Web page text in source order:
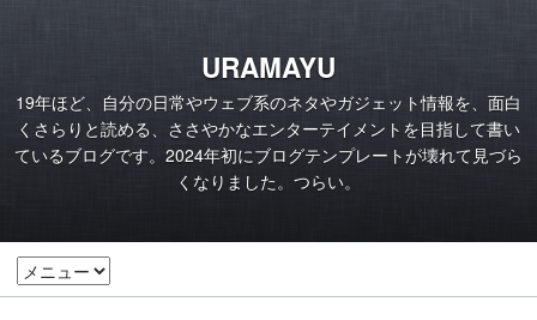
URAMAYU
19年ほど、自分の日常やウェブ系のネタやガジェット情報を、面白
くさらりと読める、ささやかなエンターテイメントを目指して書い
ているブログです。2024年初にブログテンプレートが壊れて見づら
くなりました。つらい。